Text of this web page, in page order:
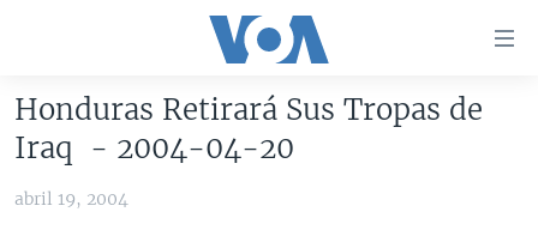
accesibilidad
contenido
principal
AMÉRICA DEL NORTE
EEUU
MÉXICO
ELECCIONES EEUU 2024
ELECCIONES EEUU
VOA VERIFICA
Honduras Retirará Sus Tropas de
Iraq - 2004-04-20
abril 19, 2004